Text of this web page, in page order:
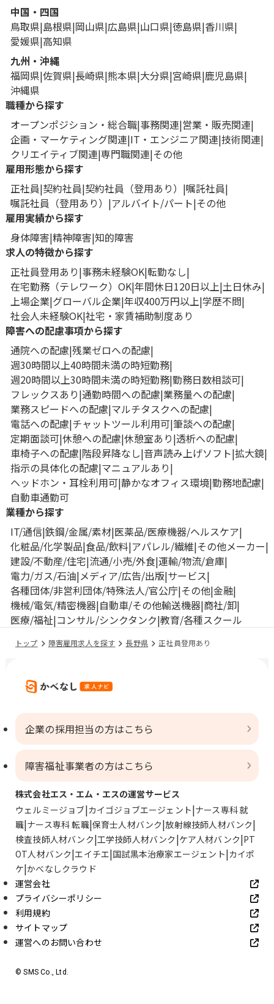
中国・四国
鳥取県 島根県 岡山県 広島県 山口県 徳島県 香川県
愛媛県 高知県
九州・沖縄
福岡県 佐賀県 長崎県 熊本県 大分県 宮崎県 鹿児島県
沖縄県
職種から探す
オープンポジション・総合職 事務関連 営業・販売関連
企画・マーケティング関連 IT・エンジニア関連 技術関連
クリエイティブ関連 専門職関連 その他
雇用形態から探す
正社員 契約社員 契約社員（登用あり）
嘱託社員
嘱託社員（登用あり）
アルバイト/パート その他
雇用実績から探す
身体障害 精神障害 知的障害
求人の特徴から探す
正社員登用あり 事務未経験OK 転勤なし
在宅勤務（テレワーク）OK 年間休日120日以上 土日休み
上場企業 グローバル企業 年収400万円以上 学歴不問
社会人未経験OK 社宅・家賃補助制度あり
障害への配慮事項から探す
通院への配慮 残業ゼロへの配慮
週30時間以上40時間未満の時短勤務
週20時間以上30時間未満の時短勤務 勤務日数相談可
フレックスあり 通勤時間への配慮 業務量への配慮
業務スピードへの配慮 マルチタスクへの配慮
電話への配慮 チャットツール利用可 筆談への配慮
定期面談可 休憩への配慮 休憩室あり 透析への配慮
車椅子への配慮 階段昇降なし 音声読み上げソフト 拡大鏡
指示の具体化の配慮 マニュアルあり
ヘッドホン・耳栓利用可 静かなオフィス環境 勤務地配慮
自動車通勤可
業種から探す
IT/通信 鉄鋼/金属/素材 医薬品/医療機器/ヘルスケア
化粧品/化学製品 食品/飲料 アパレル/繊維 その他メーカー
建設/不動産/住宅 流通/小売/外食 運輸/物流/倉庫
電力/ガス/石油 メディア/広告/出版 サービス
各種団体/非営利団体/特殊法人/官公庁 その他 金融
機械/電気/精密機器 自動車/その他輸送機器 商社/卸
医療/福祉 コンサル/シンクタンク 教育/各種スクール
トップ 障害雇用求人を探す 長野県 正社員登用あり
企業の採用担当の方はこちら
障害福祉事業者の方はこちら
株式会社エス・エム・エスの運営サービス
ウェルミージョブ カイゴジョブエージェント ナース専科 就
職 ナース専科 転職 保育士人材バンク 放射線技師人材バンク
検査技師人材バンク 工学技師人材バンク ケア人材バンク PT
OT人材バンク エイチエ 国試黒本治療家エージェント カイポ
ケ かべなしクラウド
運営会社
プライバシーポリシー
利用規約
サイトマップ
運営へのお問い合わせ
© SMS Co., Ltd.